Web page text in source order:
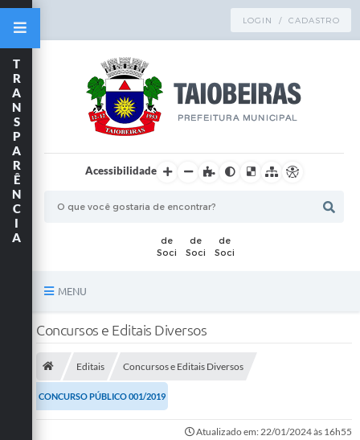
LOGIN / CADASTRO
Acessibilidade
MENU
Principal
Publicações
T
R
A
N
S
P
A
R
Ê
N
C
I
A
Concursos e Editais Diversos
Editais Concursos e Editais Diversos
CONCURSO PÚBLICO 001/2019
Atualizado em: 22/01/2024 às 16h55